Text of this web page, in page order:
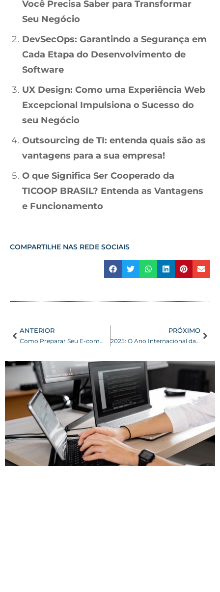
Você Precisa Saber para Transformar
Seu Negócio
DevSecOps: Garantindo a Segurança em
Cada Etapa do Desenvolvimento de
Software
UX Design: Como uma Experiência Web
Excepcional Impulsiona o Sucesso do
seu Negócio
Outsourcing de TI: entenda quais são as
vantagens para a sua empresa!
O que Significa Ser Cooperado da
TICOOP BRASIL? Entenda as Vantagens
e Funcionamento
COMPARTILHE NAS REDE SOCIAIS
ANTERIOR
Como Preparar Seu E-commerce para o Dia do Consumidor 2025
PRÓXIMO
2025: O Ano Internacional das Cooperativas – O que isso significa para o futuro do cooperativismo?